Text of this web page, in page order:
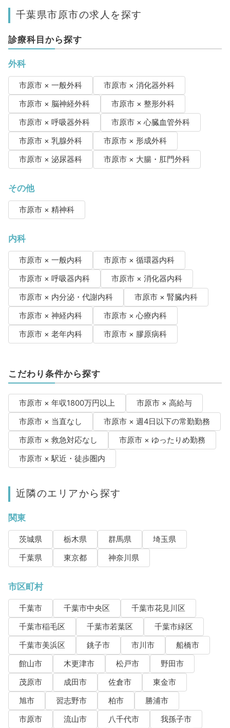
千葉県市原市の求人を探す
診療科目から探す
外科
市原市 × 一般外科
市原市 × 消化器外科
市原市 × 脳神経外科
市原市 × 整形外科
市原市 × 呼吸器外科
市原市 × 心臓血管外科
市原市 × 乳腺外科
市原市 × 形成外科
市原市 × 泌尿器科
市原市 × 大腸・肛門外科
その他
市原市 × 精神科
内科
市原市 × 一般内科
市原市 × 循環器内科
市原市 × 呼吸器内科
市原市 × 消化器内科
市原市 × 内分泌・代謝内科
市原市 × 腎臓内科
市原市 × 神経内科
市原市 × 心療内科
市原市 × 老年内科
市原市 × 膠原病科
こだわり条件から探す
市原市 × 年収1800万円以上
市原市 × 高給与
市原市 × 当直なし
市原市 × 週4日以下の常勤勤務
市原市 × 救急対応なし
市原市 × ゆったりめ勤務
市原市 × 駅近・徒歩圏内
近隣のエリアから探す
関東
茨城県 栃木県 群馬県
埼玉県
千葉県
東京都 神奈川県
市区町村
千葉市 千葉市中央区
千葉市花見川区
千葉市稲毛区
千葉市若葉区
千葉市緑区
千葉市美浜区
銚子市 市川市
船橋市
館山市
木更津市 松戸市
野田市
茂原市
成田市 佐倉市
東金市
旭市
習志野市 柏市
勝浦市
市原市
流山市 八千代市
我孫子市